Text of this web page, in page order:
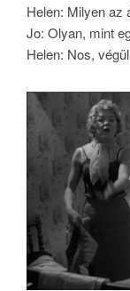
Helen: Milyen az
Jo: Olyan, mint
Helen: Nos,